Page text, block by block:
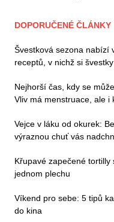
DOPORUČENÉ ČLÁNKY
Švestková sezona nabízí
receptů, v nichž si
Nejhorší čas, kdy se
Vliv má menstruace, ale i
Vejce v láku od okurek:
výraznou chuť vás
Křupavé zapečené
jednom plechu
Víkend pro sebe: 5 tipů
do kina